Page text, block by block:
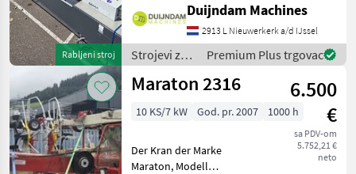
Rabljeni stroj
HydraulikzylinderStützbeineMit
Endlagenerkennung über
einen SensorWeitere
Informationen oder eine
Duijndam Machines
2913 L Nieuwerkerk a/d IJssel
Strojevi za
transport /
Sonstige
Premium Plus trgovac
Maraton 2316
6.500
€
sa PDV-om
5.752,21 €
neto
10 KS/7 kW God. pr. 2007 1000 h
Der Kran der Marke
Maraton, Modell